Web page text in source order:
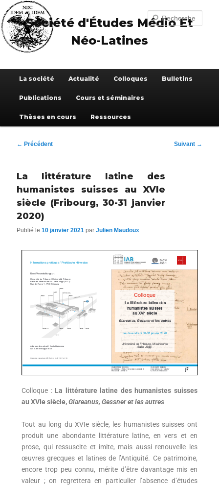
Aller
au
contenu
principal Société d'Études Médio Et
Néo-Latines
Recherche
principalLa société Actualité Colloques Bulletins
Publications Cours et séminaires
Thèses en cours Ressources
Navigation
← Précédent Suivant →
La littérature latine des
humanistes suisses au XVIe
siècle (Fribourg, 30-31 janvier
2020)
Publié le10 janvier 2021 parJulien Maudoux
Colloque : La littérature latine des humanistes suisses
au XVIesiècle,Glareanus, Gessner et les autres
Tout au long du XVIe siècle, les humanistes suisses ont
produit une abondante littérature latine, en vers et en
prose, qui ressuscite et imite, mais aussi renouvelle les
œuvres grecques et latines de l’Antiquité. Ce patrimoine,
encore trop peu connu, mérite d’être davantage mis en
valeur ; on regrettera en particulier l’absence d’études